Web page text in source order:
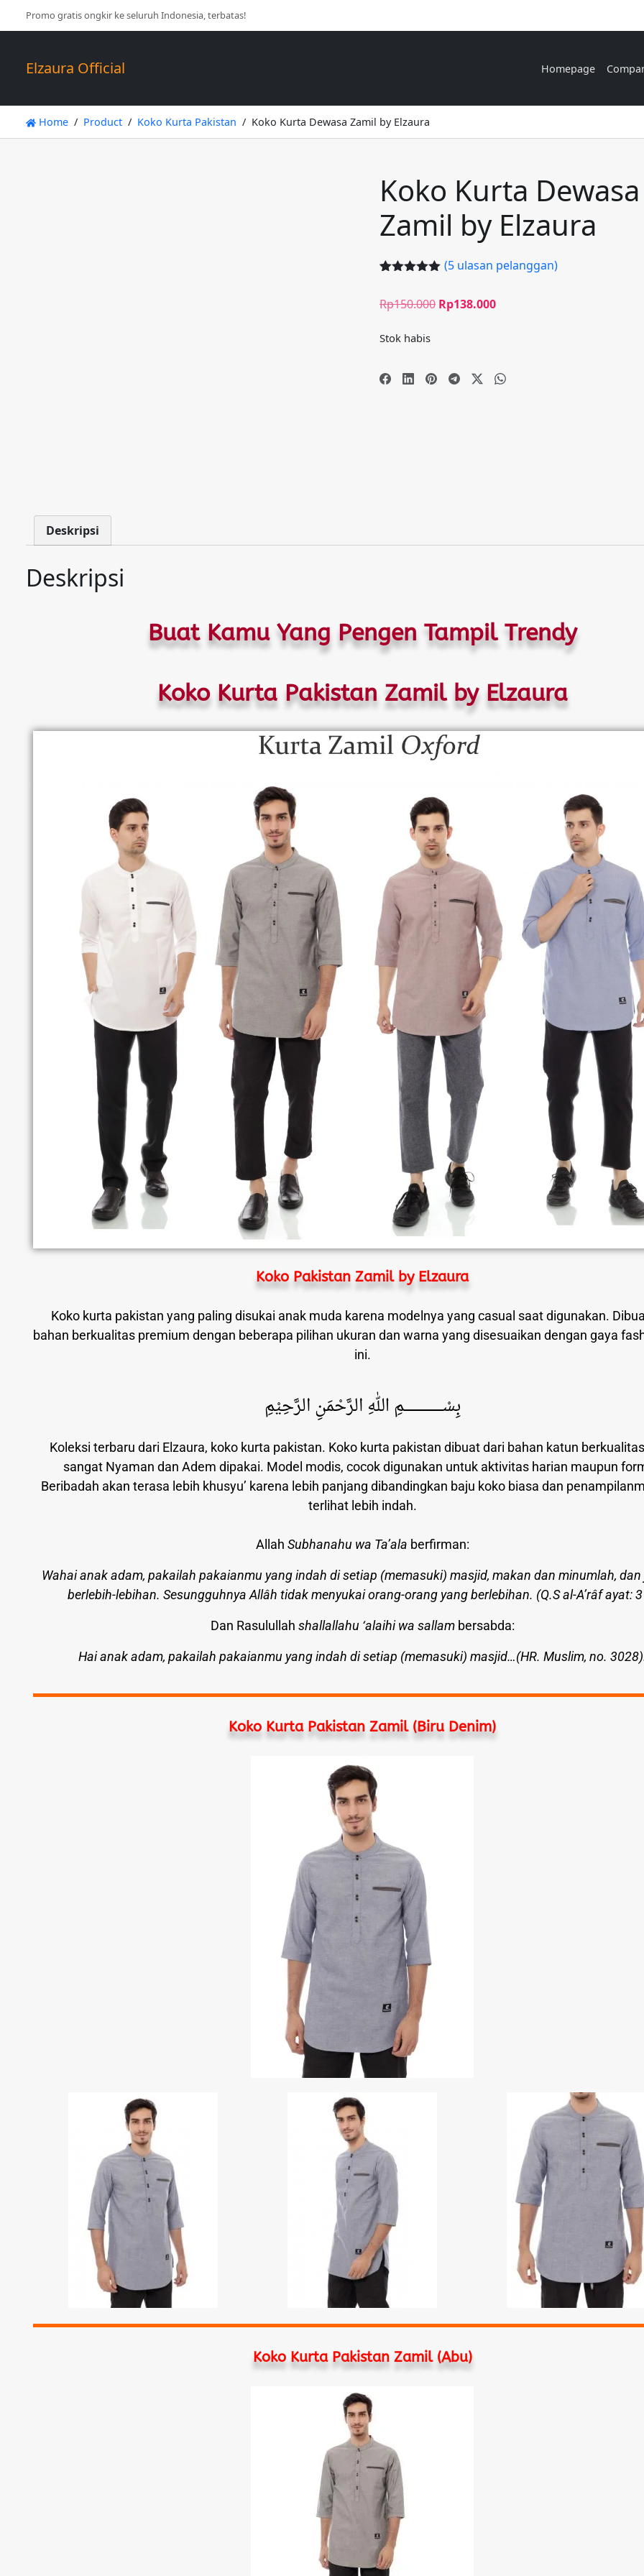
Promo gratis ongkir ke seluruh Indonesia, terbatas!
Elzaura Official Homepage
Home Product Koko Kurta Pakistan Koko Kurta Dewasa Zamil by Elzaura
Koko Kurta Dewasa
Zamil by Elzaura
berdasarka
(5 ulasan pelanggan)
Rp150.000 Rp138.000
Stok habis
Deskripsi
Deskripsi
Buat Kamu Yang Pengen Tampil Trendy
Koko Kurta Pakistan Zamil by Elzaura
Koko Pakistan Zamil by Elzaura
Koko kurta pakistan yang paling disukai anak muda karena modelnya yang casual saat digunakan.
bahan berkualitas premium dengan beberapa pilihan ukuran dan warna yang disesuaikan dengan gaya
ini.
بِسْــــــــــــــــــمِ اللهِ الرَّحْمَنِ الرَّحِيْمِ
Koleksi terbaru dari Elzaura, koko kurta pakistan. Koko kurta pakistan dibuat dari bahan katun
sangat Nyaman dan Adem dipakai. Model modis, cocok digunakan untuk aktivitas harian maupun
Beribadah akan terasa lebih khusyu’ karena lebih panjang dibandingkan baju koko biasa dan
terlihat lebih indah.
Allah Subhanahu wa Ta’ala berfirman:
Wahai anak adam, pakailah pakaianmu yang indah di setiap (memasuki) masjid, makan dan minumlah,
berlebih-lebihan. Sesungguhnya Allâh tidak menyukai orang-orang yang berlebihan. (Q.S al-A’râf ayat:
Dan Rasulullah shallallahu ‘alaihi wa sallam bersabda:
Hai anak adam, pakailah pakaianmu yang indah di setiap (memasuki) masjid…(HR. Muslim, no.
Koko Kurta Pakistan Zamil (Biru Denim)
Koko Kurta Pakistan Zamil (Abu)